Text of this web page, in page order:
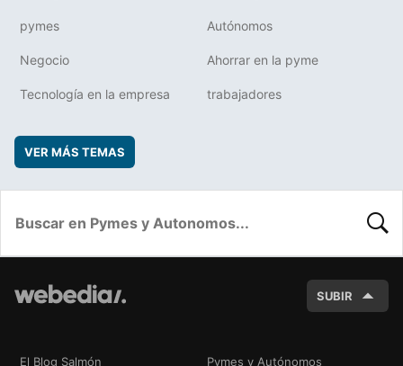
pymes Autónomos
Negocio Ahorrar en la pyme
Tecnología en la empresa trabajadores
VER MÁS TEMAS
SUBIR
El Blog Salmón Pymes y Autónomos